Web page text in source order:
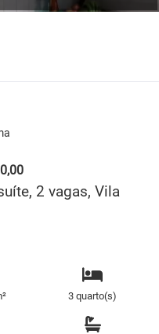
2 vagas, Vila
3 quarto(s)